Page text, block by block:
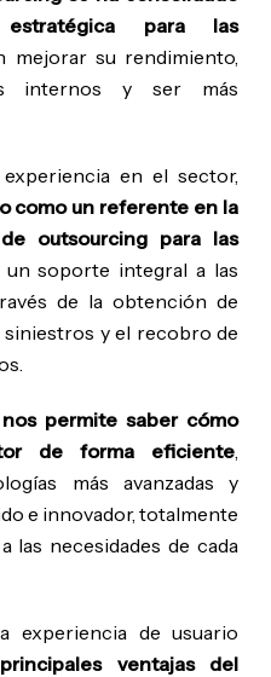
para las
mejorar su rendimiento,
internos y ser más
en el sector,
como un referente en la
outsourcing para las
soporte integral a las
de la obtención de
y el recobro de
nos permite saber cómo
de forma eficiente,
más avanzadas y
e innovador, totalmente
las necesidades de cada
experiencia de usuario
ventajas del